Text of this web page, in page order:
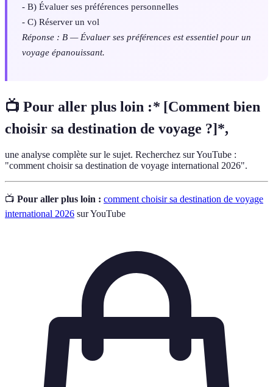
- B) Évaluer ses préférences personnelles
- C) Réserver un vol
Réponse : B — Évaluer ses préférences est essentiel pour un
voyage épanouissant.
📺 Pour aller plus loin :* [Comment bien
choisir sa destination de voyage ?]*,
une analyse complète sur le sujet. Recherchez sur YouTube :
"comment choisir sa destination de voyage international 2026".
📺 Pour aller plus loin : comment choisir sa destination de voyage
international 2026 sur YouTube